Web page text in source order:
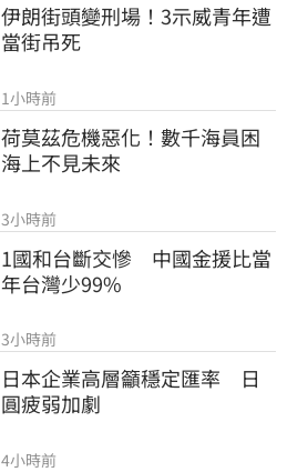
伊朗街頭變刑場！3示威青年遭
當街吊死
1小時前
荷莫茲危機惡化！數千海員困
海上不見未來
3小時前
1國和台斷交慘　中國金援比當
年台灣少99%
3小時前
日本企業高層籲穩定匯率　日
圓疲弱加劇
4小時前